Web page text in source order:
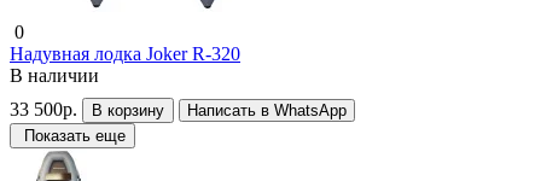
0
Надувная лодка Joker R-320
В наличии
33 500р.
В корзину
Написать в WhatsApp
Показать еще